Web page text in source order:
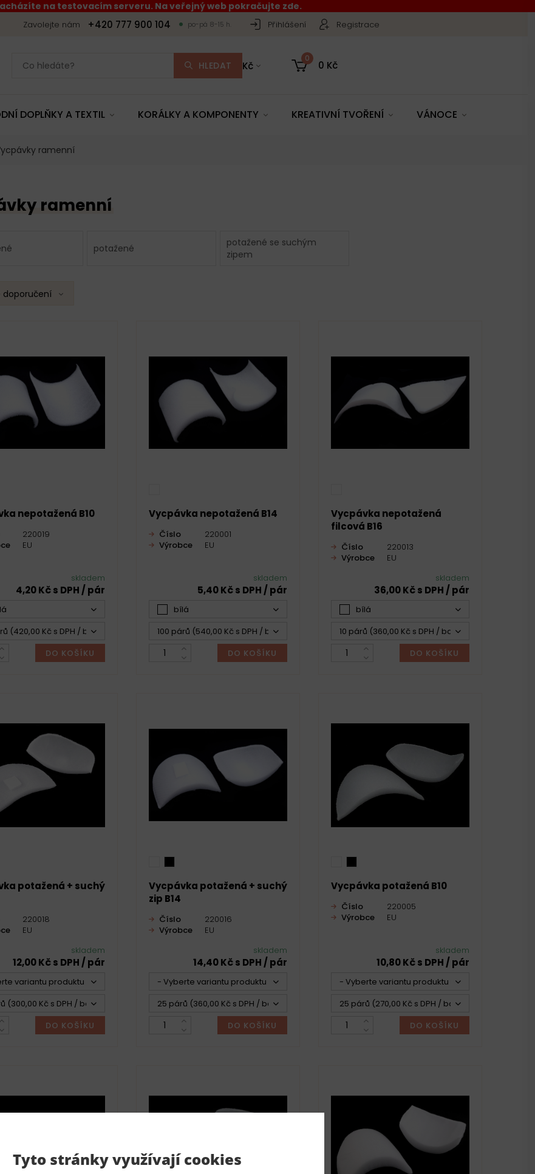
na testovacím serveru. Na veřejný web pokračujte zde.
Zavolejte nám +420 777 900 104 po-pá 8-15 h. Přihlášení Registrace
HLEDAT Kč
0
0 Kč
DOPLŇKY A TEXTIL KORÁLKY A KOMPONENTY KREATIVNÍ TVOŘENÍ VÁNOCE
ramenní
ramenní
potažené
potažené se suchým
zipem
doporučení
nepotažená B10
220019
EU
skladem
4,20 Kč s DPH / pár
(420,00 Kč s DPH / bal.)
DO KOŠÍKU
Vycpávka nepotažená B14
Číslo
220001
Výrobce
EU
skladem
5,40 Kč s DPH / pár
bílá
100 párů (540,00 Kč s DPH / bal.)
DO KOŠÍKU
Vycpávka nepotažená
filcová B16
Číslo
220013
Výrobce
EU
skladem
36,00 Kč s DPH / pár
bílá
10 párů (360,00 Kč s DPH / bal.)
DO KOŠÍKU
potažená + suchý
220018
EU
skladem
12,00 Kč s DPH / pár
variantu produktu -
(300,00 Kč s DPH / bal.)
DO KOŠÍKU
Vycpávka potažená + suchý
zip B14
Číslo
220016
Výrobce
EU
skladem
14,40 Kč s DPH / pár
- Vyberte variantu produktu -
25 párů (360,00 Kč s DPH / bal.)
DO KOŠÍKU
Vycpávka potažená B10
Číslo
220005
Výrobce
EU
skladem
10,80 Kč s DPH / pár
- Vyberte variantu produktu -
25 párů (270,00 Kč s DPH / bal.)
DO KOŠÍKU
Tyto stránky využívají cookies